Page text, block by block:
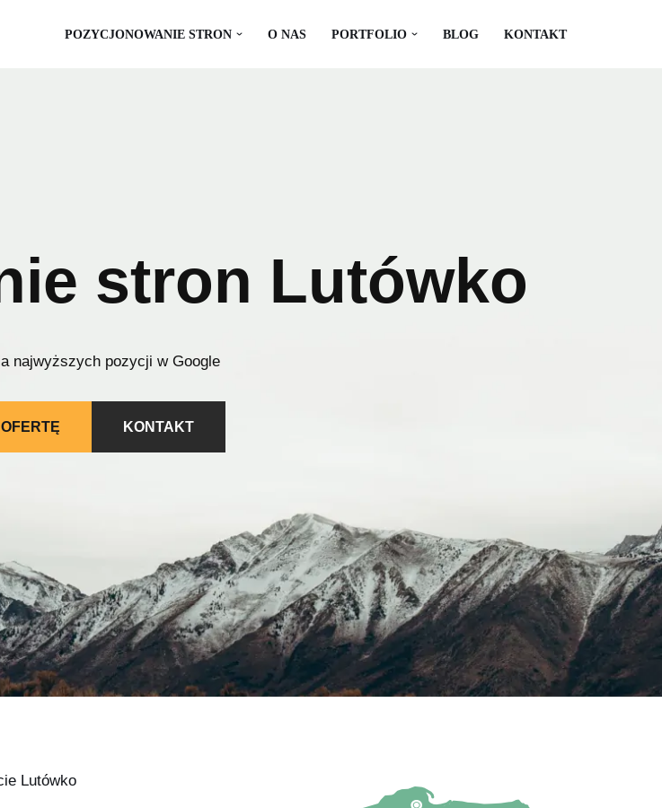
POZYCJONOWANIE STRON O NAS PORTFOLIO BLOG KONTAKT
stron Lutówko
najwyższych pozycji w Google
KONTAKT
Lutówko